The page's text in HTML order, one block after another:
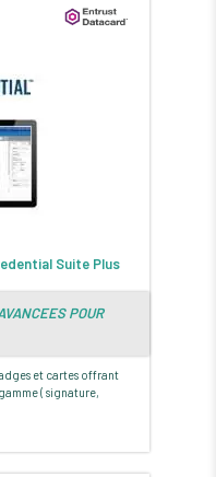
Suite Plus
POUR
et cartes offrant
( signature,